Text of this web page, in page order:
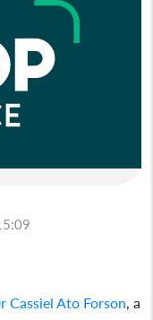
Cassiel Ato Forson , a